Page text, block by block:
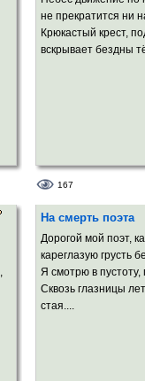
не прекратится ни
Крюкастый крест,
вскрывает бездны
167
На смерть поэта
Дорогой мой поэт,
кареглазую грусть
Я смотрю в
Сквозь глазницы
стая....